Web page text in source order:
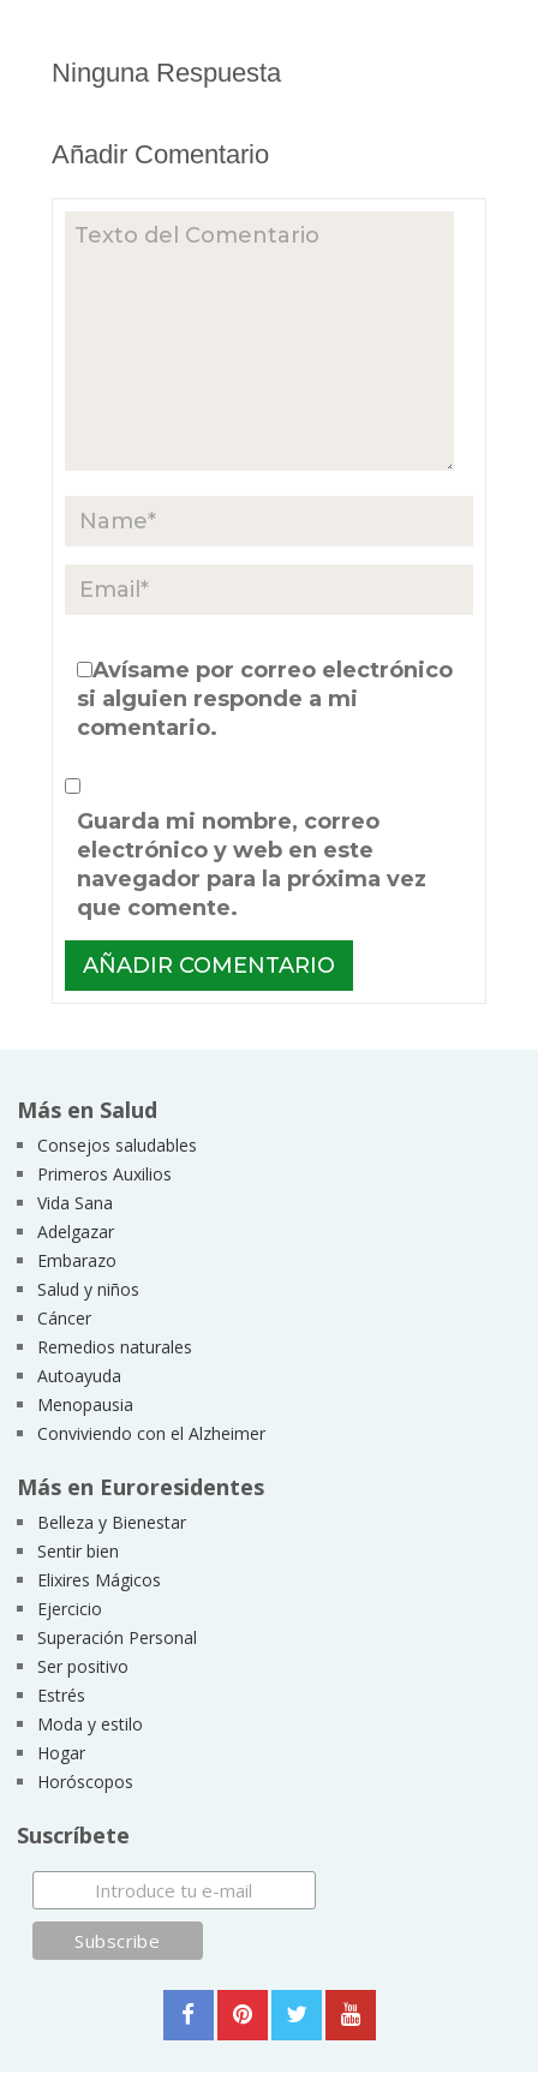
Ninguna Respuesta
Añadir Comentario
Avísame por correo electrónico
si alguien responde a mi
comentario.
Guarda mi nombre, correo
electrónico y web en este
navegador para la próxima vez
que comente.
Más en Salud
Consejos saludables
Primeros Auxilios
Vida Sana
Adelgazar
Embarazo
Salud y niños
Cáncer
Remedios naturales
Autoayuda
Menopausia
Conviviendo con el Alzheimer
Más en Euroresidentes
Belleza y Bienestar
Sentir bien
Elixires Mágicos
Ejercicio
Superación Personal
Ser positivo
Estrés
Moda y estilo
Hogar
Horóscopos
Suscríbete